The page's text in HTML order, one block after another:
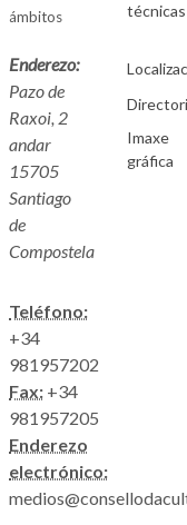
ámbitos
Enderezo:
Pazo de
Raxoi, 2
andar
15705
Santiago
de
Compostela
Teléfono:
+34
981957202
Fax: +34
981957205
Enderezo
electrónico:
técnicas
Imaxe
gráfica